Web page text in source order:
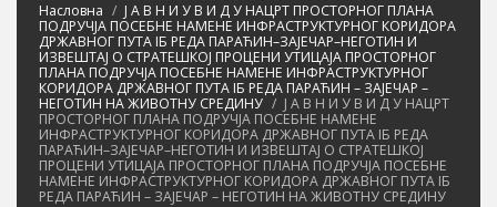
Насловна
Ј А В Н И У В И Д У НАЦРТ ПРОСТОРНОГ ПЛАНА
ПОДРУЧЈА ПОСЕБНЕ НАМЕНЕ ИНФРАСТРУКТУРНОГ КОРИДОРА
ДРЖАВНОГ ПУТА IБ РЕДА ПАРАЋИН–ЗАЈЕЧАР–НЕГОТИН И
ИЗВЕШТАЈ О СТРАТЕШКОЈ ПРОЦЕНИ УТИЦАЈА ПРОСТОРНОГ
ПЛАНА ПОДРУЧЈА ПОСЕБНЕ НАМЕНЕ ИНФРАСТРУКТУРНОГ
КОРИДОРА ДРЖАВНОГ ПУТА IБ РЕДА ПАРАЋИН – ЗАЈЕЧАР –
НЕГОТИН НА ЖИВОТНУ СРЕДИНУ
Ј А В Н И У В И Д У НАЦРТ
ПРОСТОРНОГ ПЛАНА ПОДРУЧЈА ПОСЕБНЕ НАМЕНЕ
ИНФРАСТРУКТУРНОГ КОРИДОРА ДРЖАВНОГ ПУТА IБ РЕДА
ПАРАЋИН–ЗАЈЕЧАР–НЕГОТИН И ИЗВЕШТАЈ О СТРАТЕШКОЈ
ПРОЦЕНИ УТИЦАЈА ПРОСТОРНОГ ПЛАНА ПОДРУЧЈА ПОСЕБНЕ
НАМЕНЕ ИНФРАСТРУКТУРНОГ КОРИДОРА ДРЖАВНОГ ПУТА IБ
РЕДА ПАРАЋИН – ЗАЈЕЧАР – НЕГОТИН НА ЖИВОТНУ СРЕДИНУ